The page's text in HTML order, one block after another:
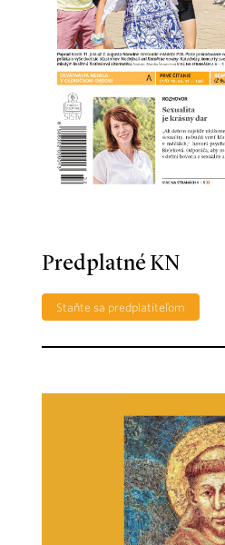
Predplatné KN
Staňte sa predplatiteľom